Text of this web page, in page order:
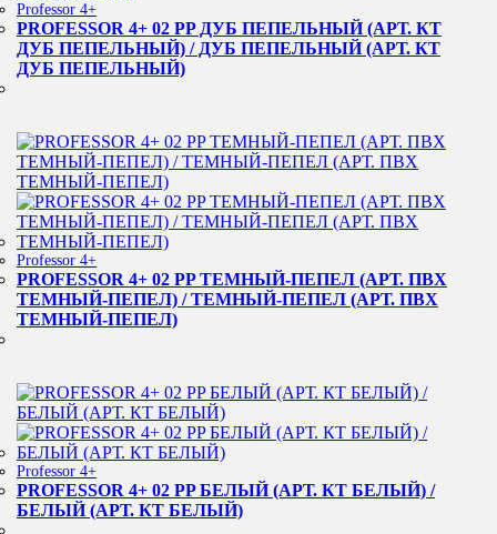
Professor 4+
PROFESSOR 4+ 02 PP ДУБ ПЕПЕЛЬНЫЙ (АРТ. КТ
ДУБ ПЕПЕЛЬНЫЙ) / ДУБ ПЕПЕЛЬНЫЙ (АРТ. КТ
ДУБ ПЕПЕЛЬНЫЙ)
Professor 4+
PROFESSOR 4+ 02 PP ТЕМНЫЙ-ПЕПЕЛ (АРТ. ПВХ
ТЕМНЫЙ-ПЕПЕЛ) / ТЕМНЫЙ-ПЕПЕЛ (АРТ. ПВХ
ТЕМНЫЙ-ПЕПЕЛ)
Professor 4+
PROFESSOR 4+ 02 PP БЕЛЫЙ (АРТ. КТ БЕЛЫЙ) /
БЕЛЫЙ (АРТ. КТ БЕЛЫЙ)